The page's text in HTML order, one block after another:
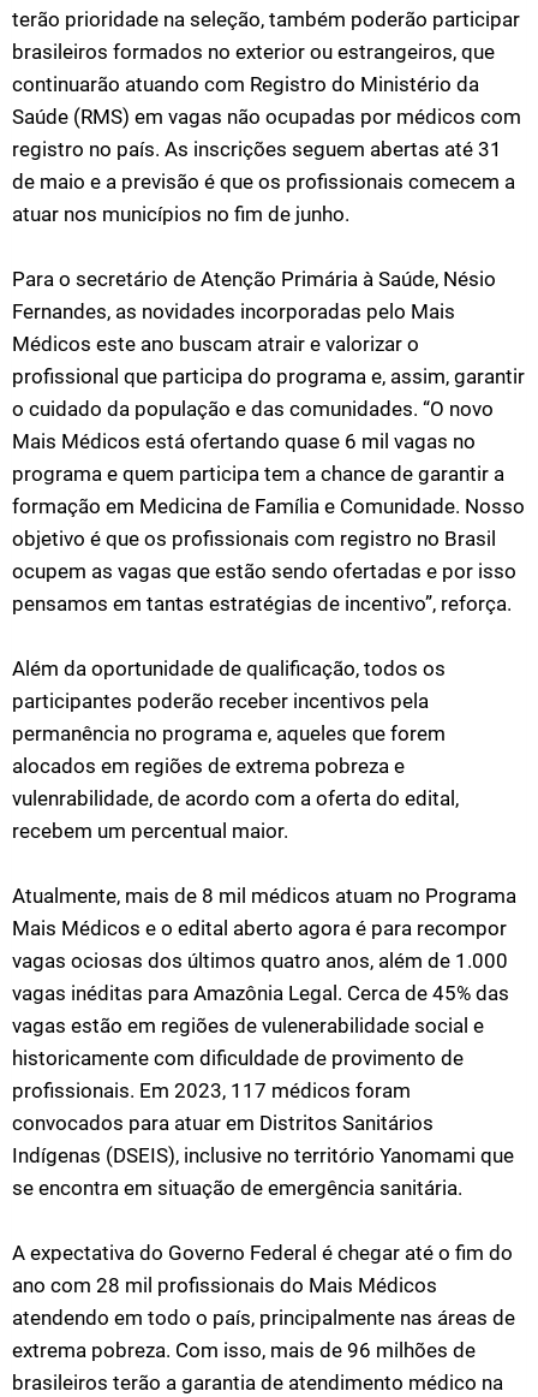
terão prioridade na seleção, também poderão participar
brasileiros formados no exterior ou estrangeiros, que
continuarão atuando com Registro do Ministério da
Saúde (RMS) em vagas não ocupadas por médicos com
registro no país. As inscrições seguem abertas até 31
de maio e a previsão é que os profissionais comecem a
atuar nos municípios no fim de junho.
Para o secretário de Atenção Primária à Saúde, Nésio
Fernandes, as novidades incorporadas pelo Mais
Médicos este ano buscam atrair e valorizar o
profissional que participa do programa e, assim, garantir
o cuidado da população e das comunidades. “O novo
Mais Médicos está ofertando quase 6 mil vagas no
programa e quem participa tem a chance de garantir a
formação em Medicina de Família e Comunidade. Nosso
objetivo é que os profissionais com registro no Brasil
ocupem as vagas que estão sendo ofertadas e por isso
pensamos em tantas estratégias de incentivo”, reforça.
Além da oportunidade de qualificação, todos os
participantes poderão receber incentivos pela
permanência no programa e, aqueles que forem
alocados em regiões de extrema pobreza e
vulenrabilidade, de acordo com a oferta do edital,
recebem um percentual maior.
Atualmente, mais de 8 mil médicos atuam no Programa
Mais Médicos e o edital aberto agora é para recompor
vagas ociosas dos últimos quatro anos, além de 1.000
vagas inéditas para Amazônia Legal. Cerca de 45% das
vagas estão em regiões de vulenerabilidade social e
historicamente com dificuldade de provimento de
profissionais. Em 2023, 117 médicos foram
convocados para atuar em Distritos Sanitários
Indígenas (DSEIS), inclusive no território Yanomami que
se encontra em situação de emergência sanitária.
A expectativa do Governo Federal é chegar até o fim do
ano com 28 mil profissionais do Mais Médicos
atendendo em todo o país, principalmente nas áreas de
extrema pobreza. Com isso, mais de 96 milhões de
brasileiros terão a garantia de atendimento médico na